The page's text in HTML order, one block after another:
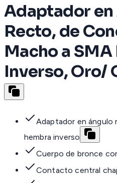
Adaptador
Recto, de
Macho a
Inverso, Oro/
Adaptador en ángulo
hembra inverso
Cuerpo de bronce
Contacto central